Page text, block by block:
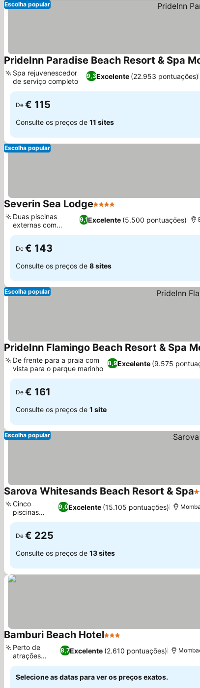
Escolha popular
PrideInn Paradise Beach Resort & Spa
9,3Excelente (22.953 pontuações)
Spa rejuvenescedor
de serviço completo
De € 115
Consulte os preços de 11 sites
Escolha popular
Severin Sea Lodge4 Estrelas
9,1Excelente (5.500 pontuações)
Duas piscinas
externas com
jacuzzi
De € 143
Consulte os preços de 8 sites
Escolha popular
PrideInn Flamingo Beach Resort & Spa
8,9Excelente (9.575
De frente para a praia com
vista para o parque marinho
De € 161
Consulte os preços de 1 site
Escolha popular
Sarova Whitesands Beach Resort & Spa
9,0Excelente (15.105 pontuações)
Cinco
piscinas
distintas
De € 225
Consulte os preços de 13 sites
Bamburi Beach Hotel3 Estrelas
8,7Excelente (2.610 pontuações)
Perto de
atrações
locais
Selecione as datas para ver os preços exatos.